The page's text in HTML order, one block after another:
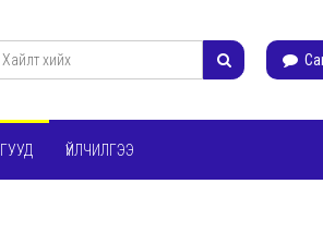
ҮЙЛЧИЛГЭЭ